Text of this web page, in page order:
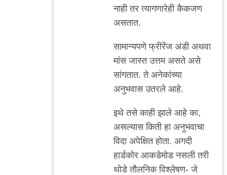
नाही तर त्यागणारेही कैकजण
असतात.
सामान्यपणे फ्रीरेंज अंडी अथवा
मांस जास्त उत्तम असते असे
सांगतात. ते अनेकांच्या
अनुभवास उतरले आहे.
इथे तसे काही झाले आहे का,
असल्यास किती हा अनुभवाचा
विदा अपेक्षित होता. अगदी
हार्डकोर आकडेमोड नसली तरी
थोडे तौलनिक विश्लेषण- जे